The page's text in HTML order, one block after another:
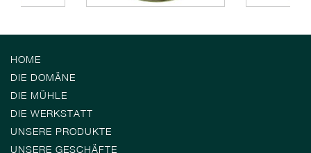
HOME
DIE DOMÄNE
DIE MÜHLE
DIE WERKSTATT
UNSERE PRODUKTE
UNSERE GESCHÄFTE